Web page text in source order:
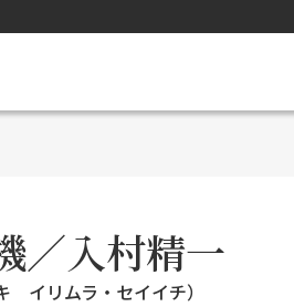
／入村精一
イリムラ・セイイチ）